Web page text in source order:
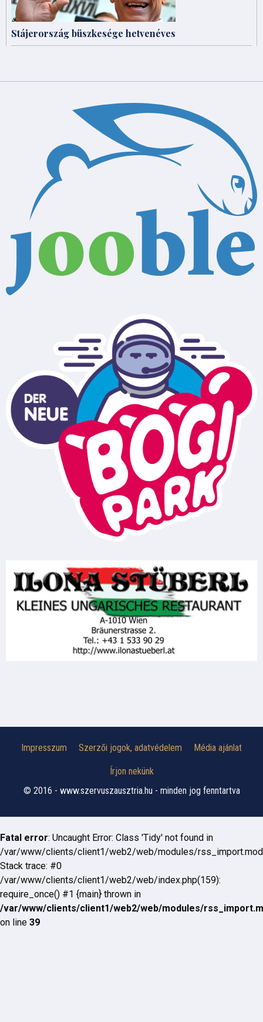
Stájerország büszkesége hetvenéves
Impresszum Szerzői jogok, adatvédelem Média ajánlat
Írjon nekünk
© 2016 - www.szervuszausztria.hu - minden jog fenntartva
Fatal error: Uncaught Error: Class 'Tidy' not found in
/var/www/clients/client1/web2/web/modules/
Stack trace: #0
/var/www/clients/client1/web2/web/index.php(159):
require_once() #1 {main} thrown in
/var/www/clients/client1/web2/web/modules/
on line 39